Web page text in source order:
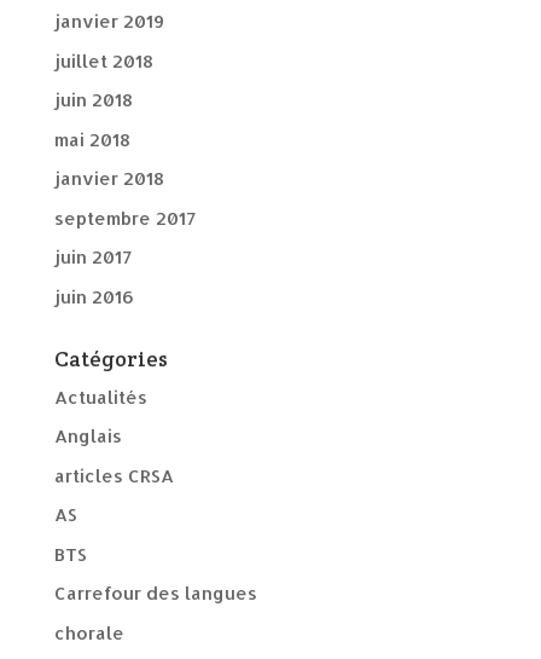
janvier 2019
juillet 2018
juin 2018
mai 2018
janvier 2018
septembre 2017
juin 2017
juin 2016
Catégories
Actualités
Anglais
articles CRSA
AS
BTS
Carrefour des langues
chorale